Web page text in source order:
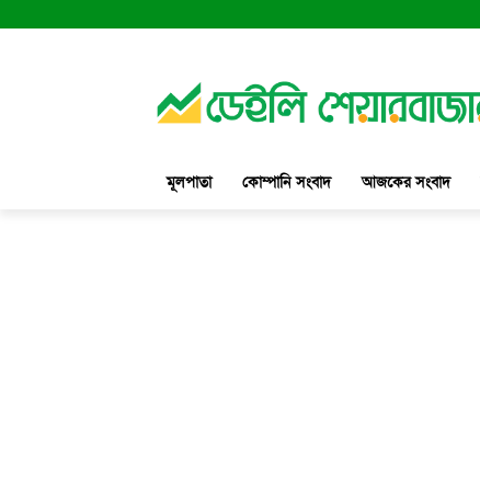
মূলপাতা কোম্পানি সংবাদ আজকের সংবাদ